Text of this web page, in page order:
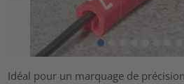
Idéal pour un marquage de